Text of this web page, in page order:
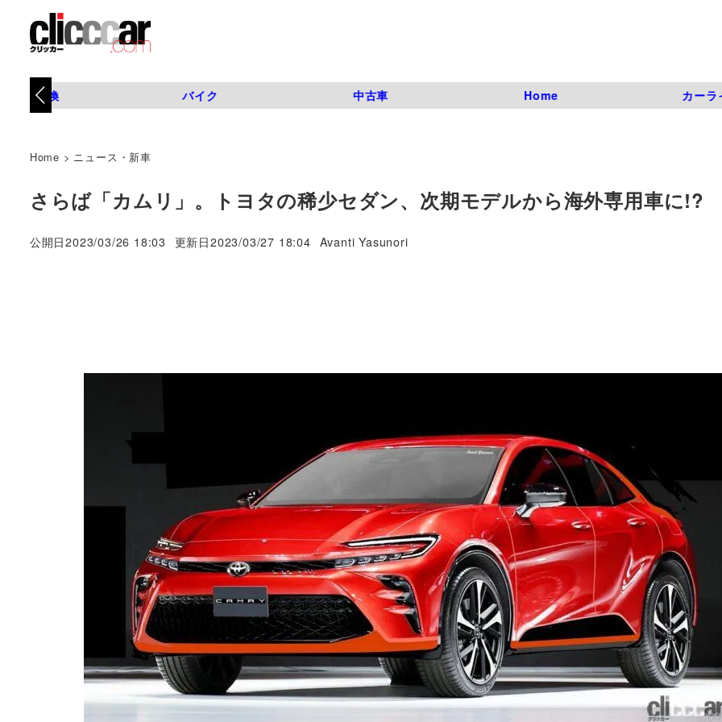
タイヤ交換 バイク 中古車 Home カーラ
Home > ニュース・新車
さらば「カムリ」。トヨタの稀少セダン、次期モデルから海外専用車に!?
公開日2023/03/26 18:03 更新日2023/03/27 18:04
著
Avanti Yasunori